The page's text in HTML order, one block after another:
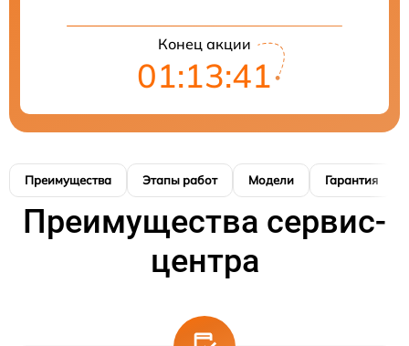
Конец акции
01:13:41
Преимущества Этапы работ Модели Гарантия
Преимущества сервис-
центра